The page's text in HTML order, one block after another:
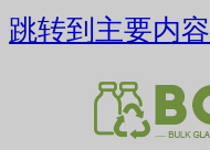
跳转到主要内容